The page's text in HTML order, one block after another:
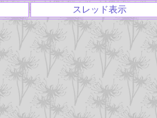
スレッド表示